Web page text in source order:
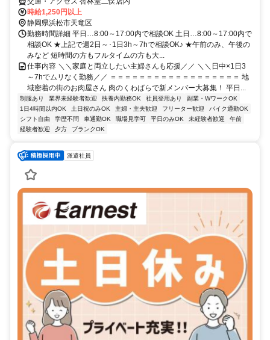
時給1,250円以上
静岡県浜松市天竜区
勤務時間詳細 平日…8:00～17:00内で相談OK 土日…8:00～17:00内で
相談OK ★上記で週2日～･1日3h～7hで相談OK♪ ★午前のみ、午後の
みなど 短時間の方もフルタイムの方も大...
仕事内容 ＼＼家庭と両立したい主婦さんも応援／／ ＼＼日中×1日3
～7hでムリなく勤務／／ ＝＝＝＝＝＝＝＝＝＝＝＝＝＝＝＝＝＝ 地
域密着の街のお肉屋さん 肉のくわばらで新メンバー大募集！ 平日...
制服あり 業界未経験者歓迎 扶養内勤務OK 社員登用あり
副業・WワークOK
1日4時間以内OK
土日祝のみOK 主婦・主夫歓迎 フリーター歓迎
バイク通勤OK
シフト自由
学歴不問 車通勤OK 職場見学可 平日のみOK 未経験者歓迎
午前
経験者歓迎
夕方 ブランクOK
派遣社員